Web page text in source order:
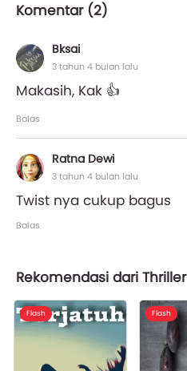
Komentar (2)
Bksai
3 tahun 4 bulan lalu
Makasih, Kak 👍
Balas
Ratna Dewi
3 tahun 4 bulan lalu
Twist nya cukup bagus
Balas
Rekomendasi dari Thriller
Flash Flash